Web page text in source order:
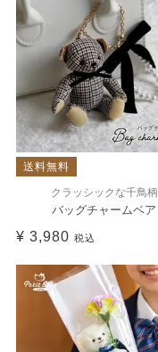
送料無料
クラッシックな千鳥柄
バッグチャームベア
¥ 3,980 税込